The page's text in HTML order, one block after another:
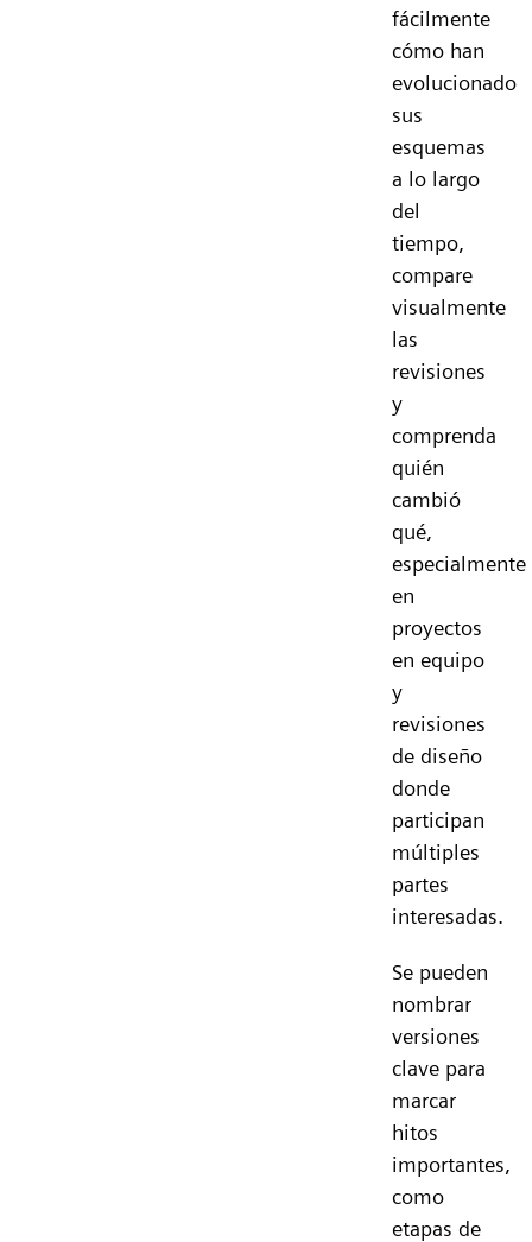
fácilmente
cómo han
evolucionado
sus
esquemas
a lo largo
del
tiempo,
compare
visualmente
las
revisiones
y
comprenda
quién
cambió
qué,
especialmente
en
proyectos
en equipo
y
revisiones
de diseño
donde
participan
múltiples
partes
interesadas.
Se pueden
nombrar
versiones
clave para
marcar
hitos
importantes,
como
etapas de